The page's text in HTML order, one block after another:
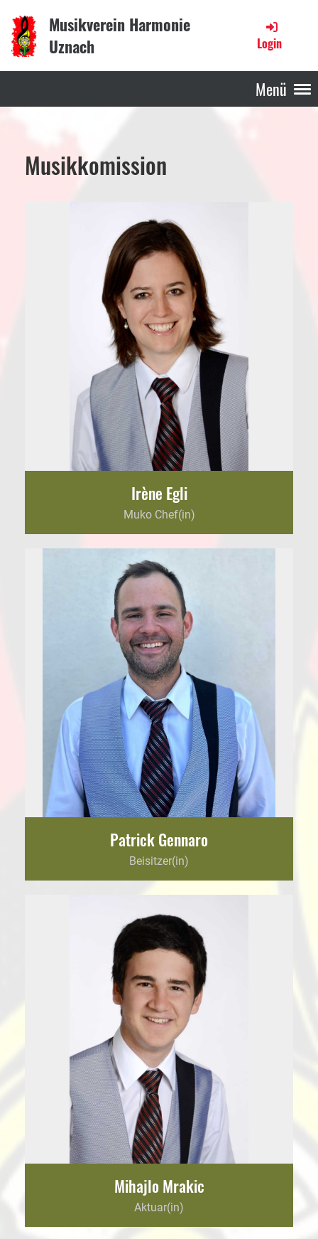
Musikverein Harmonie
Uznach
Login
Menü
Musikkomission
Irène Egli
Muko Chef(in)
Patrick Gennaro
Beisitzer(in)
Mihajlo Mrakic
Aktuar(in)